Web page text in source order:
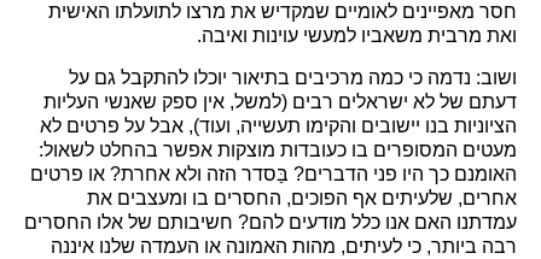
חסר מאפיינים לאומיים שמקדיש את מרצו לתועלתו האישית
ואת מרבית משאביו למעשי עוינות ואיבה.
ושוב: נדמה כי כמה מרכיבים בתיאור יוכלו להתקבל גם על
דעתם של לא ישראלים רבים (למשל, אין ספק שאנשי העליות
הציוניות בנו יישובים והקימו תעשייה, ועוד), אבל על פרטים לא
מעטים המסופרים בו כעובדות מוצקות אפשר בהחלט לשאול:
האומנם כך היו פני הדברים? בַּסדר הזה ולא אחרת? או פרטים
אחרים, שלעיתים אף הפוכים, החסרים בו ומעצבים את
עמדתנו האם אנו כלל מודעים להם? חשיבותם של אלו החסרים
רבה ביותר, כי לעיתים, מהות האמונה או העמדה שלנו איננה